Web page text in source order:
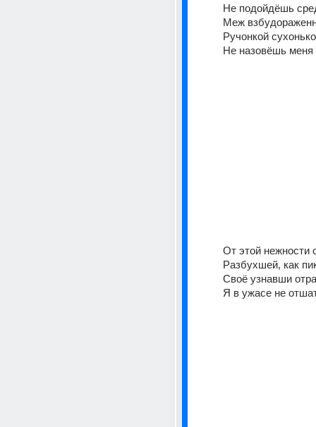
Меж
Ручонкой
Не назовёшь меня
От этой нежности
Разбухшей, как
Своё узнавши
Я в ужасе не